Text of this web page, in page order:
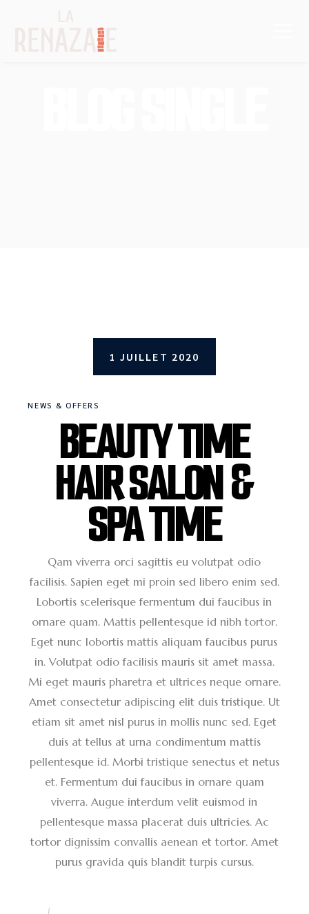
1 JUILLET 2020
NEWS & OFFERS
BEAUTY TIME
HAIR SALON &
SPA TIME
Qam viverra orci sagittis eu volutpat odio
facilisis. Sapien eget mi proin sed libero enim sed.
Lobortis scelerisque fermentum dui faucibus in
ornare quam. Mattis pellentesque id nibh tortor.
Eget nunc lobortis mattis aliquam faucibus purus
in. Volutpat odio facilisis mauris sit amet massa.
Mi eget mauris pharetra et ultrices neque ornare.
Amet consectetur adipiscing elit duis tristique. Ut
etiam sit amet nisl purus in mollis nunc sed. Eget
duis at tellus at urna condimentum mattis
pellentesque id. Morbi tristique senectus et netus
et. Fermentum dui faucibus in ornare quam
viverra. Augue interdum velit euismod in
pellentesque massa placerat duis ultricies. Ac
tortor dignissim convallis aenean et tortor. Amet
purus gravida quis blandit turpis cursus.